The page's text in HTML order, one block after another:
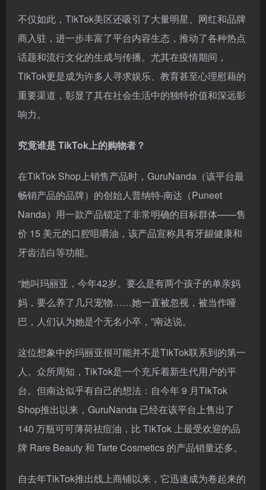
不仅如此，TikTok美区还吸引了大量明星、网红和品牌
商入驻，进一步丰富了平台内容生态，推动了各种热点
话题和流行文化的生成与传播。尤其在疫情期间，
TikTok更是成为许多人寻求娱乐、教育甚至心理慰藉的
重要渠道，彰显了其在社会生活中的独特价值和深远影
响力。
究竟谁是 TikTok上的购物者？
在TikTok Shop上销售产品时，GuruNanda（该平台最
畅销产品的品牌）的创始人普纳特-南达（Puneet
Nanda）用一款产品锁定了非常明确的目标群体——售
价 15 美元的口腔咀嚼油，该产品宣称具有牙龈健康和
牙齿洁白等功能。
“她叫玛丽亚，今年42岁。要么是有两个孩子的单亲妈
妈，要么养了几只宠物……她一直被忽视，被当作哑
巴，人们认为她是个无名小卒，”南达说。
这位想象中的玛丽亚很可能并不是TikTok联系到的第一
人。众所周知，TikTok是一个充斥着新生代用户的平
台。但南达似乎有自己的想法：自今年 9 月TikTok
Shop推出以来，GuruNanda 已经在该平台上售出了
140 万瓶可可薄荷祛痘油，比 TikTok 上最受欢迎的品
牌 Rare Beauty 和 Tarte Cosmetics 的产品销量还多。
自去年TikTok推出线上商铺以来，它迅速成为卷起来的